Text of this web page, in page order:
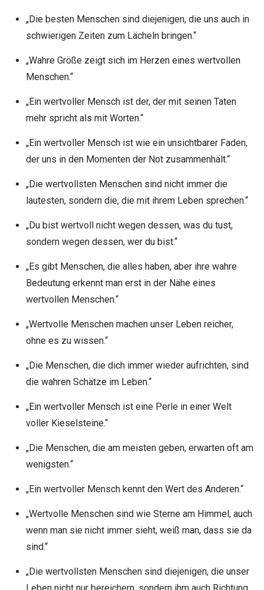
„Die besten Menschen sind diejenigen, die uns auch in
schwierigen Zeiten zum Lächeln bringen.“
„Wahre Größe zeigt sich im Herzen eines wertvollen
Menschen.“
„Ein wertvoller Mensch ist der, der mit seinen Taten
mehr spricht als mit Worten.“
„Ein wertvoller Mensch ist wie ein unsichtbarer Faden,
der uns in den Momenten der Not zusammenhält.“
„Die wertvollsten Menschen sind nicht immer die
lautesten, sondern die, die mit ihrem Leben sprechen.“
„Du bist wertvoll nicht wegen dessen, was du tust,
sondern wegen dessen, wer du bist.“
„Es gibt Menschen, die alles haben, aber ihre wahre
Bedeutung erkennt man erst in der Nähe eines
wertvollen Menschen.“
„Wertvolle Menschen machen unser Leben reicher,
ohne es zu wissen.“
„Die Menschen, die dich immer wieder aufrichten, sind
die wahren Schätze im Leben.“
„Ein wertvoller Mensch ist eine Perle in einer Welt
voller Kieselsteine.“
„Die Menschen, die am meisten geben, erwarten oft am
wenigsten.“
„Ein wertvoller Mensch kennt den Wert des Anderen.“
„Wertvolle Menschen sind wie Sterne am Himmel, auch
wenn man sie nicht immer sieht, weiß man, dass sie da
sind.“
„Die wertvollsten Menschen sind diejenigen, die unser